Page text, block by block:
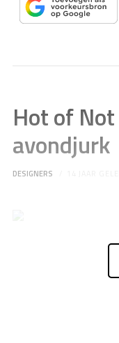
Hot of
avondjurk
DESIGNERS